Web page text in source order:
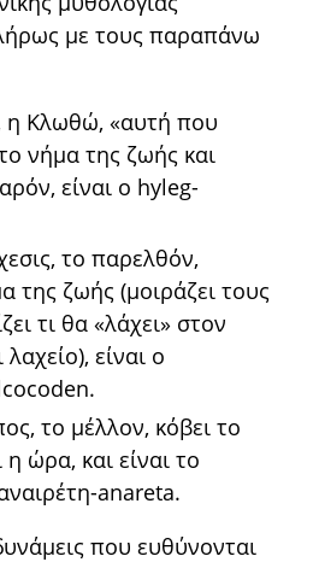
με τους παραπάνω
Κλωθώ, «αυτή που
νήμα της ζωής και
είναι ο hyleg-
το παρελθόν,
της ζωής (μοιράζει τους
τι θα «λάχει» στον
είναι ο
το μέλλον, κόβει το
ώρα, και είναι το
anareta.
που ευθύνονται